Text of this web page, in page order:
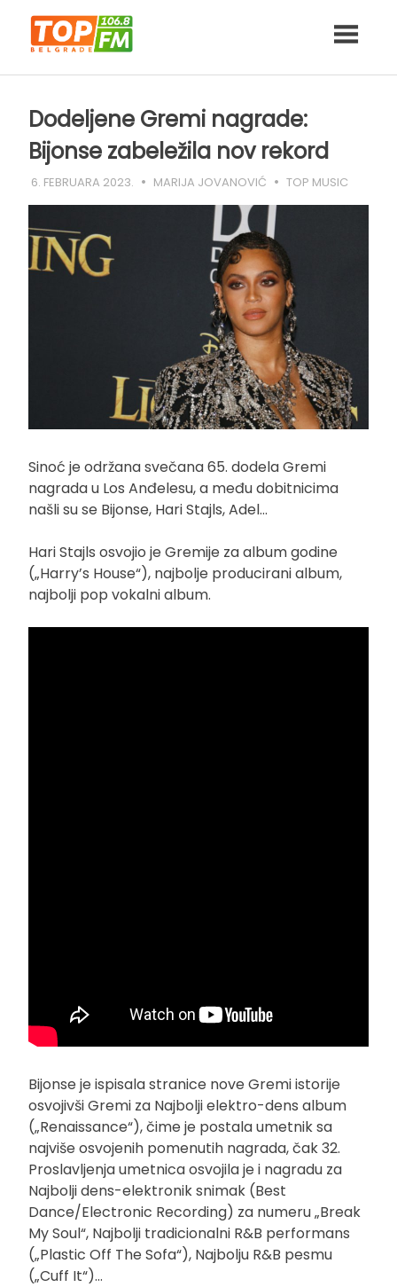
content
Dodeljene Gremi nagrade:
Bijonse zabeležila nov rekord
6. FEBRUARA 2023. MARIJA JOVANOVIĆ TOP MUSIC
Sinoć je održana svečana 65. dodela Gremi
nagrada u Los Anđelesu, a među dobitnicima
našli su se Bijonse, Hari Stajls, Adel…
Hari Stajls osvojio je Gremije za album godine
(„Harry’s House“), najbolje producirani album,
najbolji pop vokalni album.
Bijonse je ispisala stranice nove Gremi istorije
osvojivši Gremi za Najbolji elektro-dens album
(„Renaissance“), čime je postala umetnik sa
najviše osvojenih pomenutih nagrada, čak 32.
Proslavljenja umetnica osvojila je i nagradu za
Najbolji dens-elektronik snimak (Best
Dance/Electronic Recording) za numeru „Break
My Soul“, Najbolji tradicionalni R&B performans
(„Plastic Off The Sofa“), Najbolju R&B pesmu
(„Cuff It“)…